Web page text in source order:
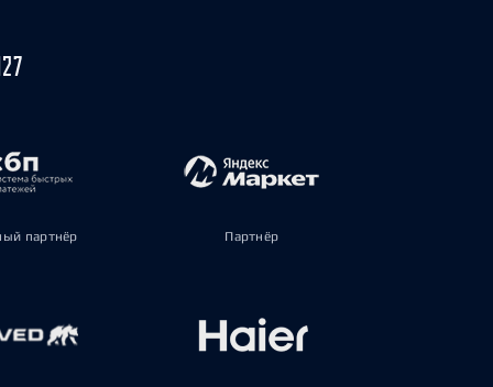
партнёр Партнёр